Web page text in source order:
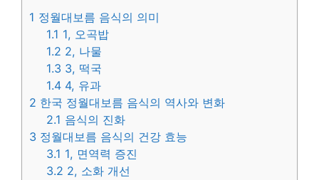
1 정월대보름 음식의 의미
1.1 1, 오곡밥
1.2 2, 나물
1.3 3, 떡국
1.4 4, 유과
2 한국 정월대보름 음식의 역사와 변화
2.1 음식의 진화
3 정월대보름 음식의 건강 효능
3.1 1, 면역력 증진
3.2 2, 소화 개선